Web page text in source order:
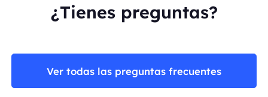
¿Tienes preguntas?
Ver todas las preguntas frecuentes